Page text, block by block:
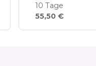
10 Tage
55,50 €